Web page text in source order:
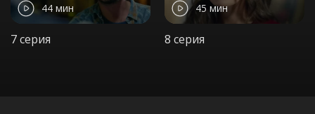
44 мин
7 серия
45 мин
8 серия